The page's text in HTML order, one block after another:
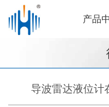
产品
导波雷达液位计